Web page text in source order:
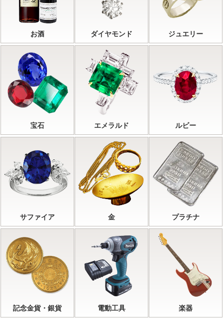
お酒 ダイヤモンド ジュエリー
宝石 エメラルド ルビー
サファイア 金 プラチナ
記念金貨・銀貨 電動工具 楽器